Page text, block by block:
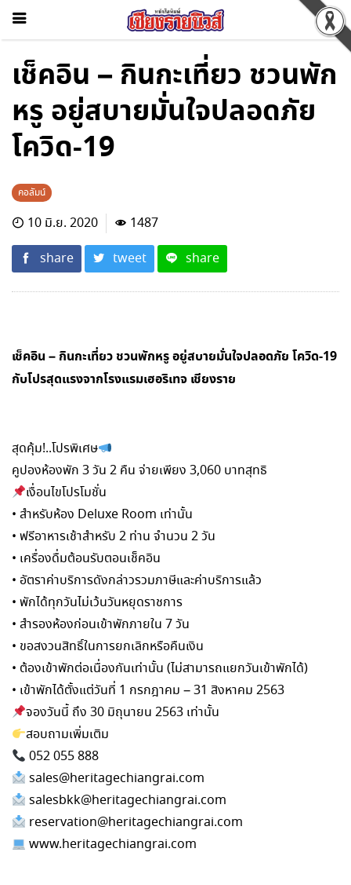
เช็คอิน – กินกะเที่ยว ชวนพัก
หรู อยู่สบายมั่นใจปลอดภัย
โควิด-19
คอลัมน์
10 มิ.ย. 2020
1487
share
tweet share
เช็คอิน – กินกะเที่ยว ชวนพักหรู อยู่สบายมั่นใจปลอดภัย โควิด-19
กับโปรสุดแรงจากโรงแรมเฮอริเทจ เชียงราย
สุดคุ้ม!..โปรพิเศษ
คูปองห้องพัก 3 วัน 2 คืน จ่ายเพียง 3,060 บาทสุทธิ
เงื่อนไขโปรโมชั่น
• สำหรับห้อง Deluxe Room เท่านั้น
• ฟรีอาหารเช้าสำหรับ 2 ท่าน จำนวน 2 วัน
• เครื่องดื่มต้อนรับตอนเช็คอิน
• อัตราค่าบริการดังกล่าวรวมภาษีและค่าบริการแล้ว
• พักได้ทุกวันไม่เว้นวันหยุดราชการ
• สำรองห้องก่อนเข้าพักภายใน 7 วัน
• ขอสงวนสิทธิ์ในการยกเลิกหรือคืนเงิน
• ต้องเข้าพักต่อเนื่องกันเท่านั้น (ไม่สามารถแยกวันเข้าพักได้)
• เข้าพักได้ตั้งแต่วันที่ 1 กรกฎาคม – 31 สิงหาคม 2563
จองวันนี้ ถึง 30 มิถุนายน 2563 เท่านั้น
สอบถามเพิ่มเติม
052 055 888
sales@heritagechiangrai.com
salesbkk@heritagechiangrai.com
reservation@heritagechiangrai.com
www.heritagechiangrai.com